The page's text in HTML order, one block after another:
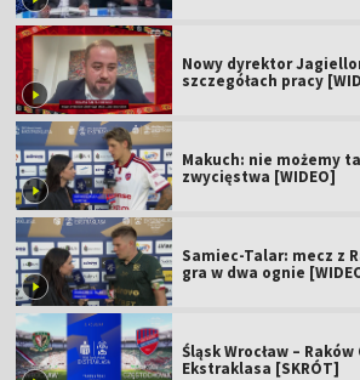
Nowy dyrektor
szczegółach pracy
Makuch: nie możemy
zwycięstwa [WIDEO]
Samiec-Talar: mecz z
gra w dwa ognie
Śląsk Wrocław –
Ekstraklasa [SKRÓT]